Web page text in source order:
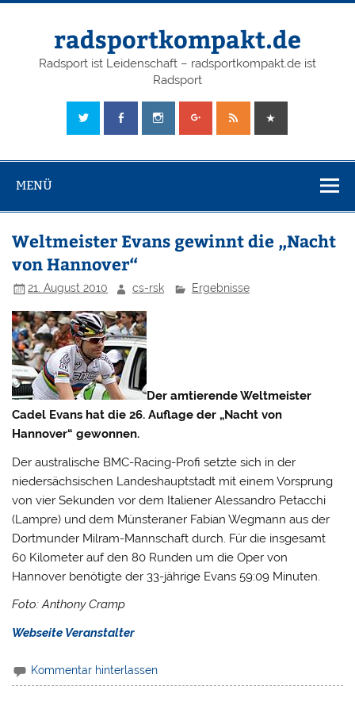
radsportkompakt.de
Radsport ist Leidenschaft – radsportkompakt.de ist
Radsport
MENÜ
Weltmeister Evans gewinnt die „Nacht
von Hannover“
21. August 2010 cs-rsk Ergebnisse
Der amtierende Weltmeister
Cadel Evans hat die 26. Auflage der „Nacht von
Hannover“ gewonnen.
Der australische BMC-Racing-Profi setzte sich in der
niedersächsischen Landeshauptstadt mit einem Vorsprung
von vier Sekunden vor dem Italiener Alessandro Petacchi
(Lampre) und dem Münsteraner Fabian Wegmann aus der
Dortmunder Milram-Mannschaft durch. Für die insgesamt
60 Kilometer auf den 80 Runden um die Oper von
Hannover benötigte der 33-jährige Evans 59:09 Minuten.
Foto: Anthony Cramp
Webseite Veranstalter
Kommentar hinterlassen